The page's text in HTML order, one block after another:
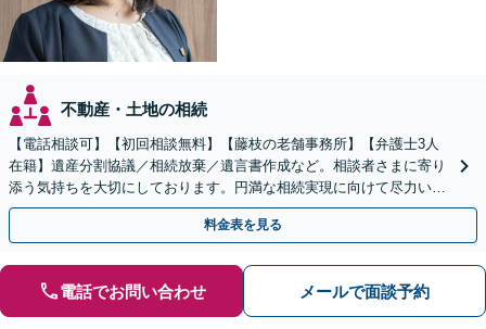
不動産・土地の相続
【電話相談可】【初回相談無料】【藤枝の老舗事務所】【弁護士3人
在籍】遺産分割協議／相続放棄／遺言書作成など。相談者さまに寄り
添う気持ちを大切にしております。円満な相続実現に向けて尽力いた
します【藤枝市】【夜間・休日応相談】
料金表を見る
電話でお問い合わせ メールで面談予約